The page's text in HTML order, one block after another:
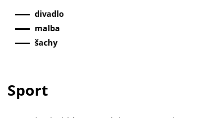
divadlo
malba
šachy
Sport